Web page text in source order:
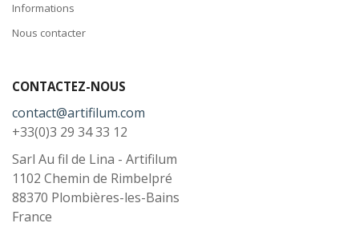
Informations
Nous contacter
CONTACTEZ-NOUS
contact@artifilum.com
+33(0)3 29 34 33 12
Sarl Au fil de Lina - Artifilum
1102 Chemin de Rimbelpré
88370 Plombières-les-Bains
France